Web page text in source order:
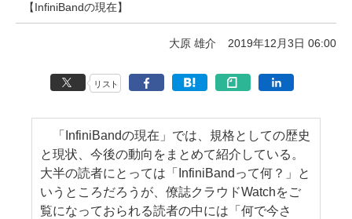
【InfiniBandの現在】
大原 雄介 2019年12月3日 06:00
リスト
「InfiniBandの現在」では、規格としての歴史
と現状、今後の動向をまとめて紹介している。
大半の読者にとっては「InfiniBandって何？」と
いうところだろうが、僚誌クラウドWatchをご
覧になっておられる読者の中には「何で今さ